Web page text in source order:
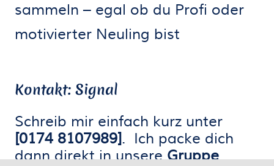
sammeln – egal ob du Profi oder
motivierter Neuling bist
Kontakt: Signal
Schreib mir einfach kurz unter
[0174 8107989]. Ich packe dich
dann direkt in unsereGruppe,